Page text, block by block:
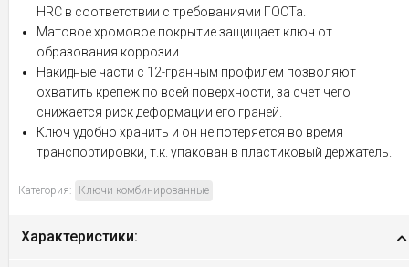
HRC в соответствии с требованиями ГОСТа.
Матовое хромовое покрытие защищает ключ от
образования коррозии.
Накидные части с 12-гранным профилем позволяют
охватить крепеж по всей поверхности, за счет чего
снижается риск деформации его граней.
Ключ удобно хранить и он не потеряется во время
транспортировки, т.к. упакован в пластиковый держатель.
Категория: Ключи комбинированные
Характеристики: